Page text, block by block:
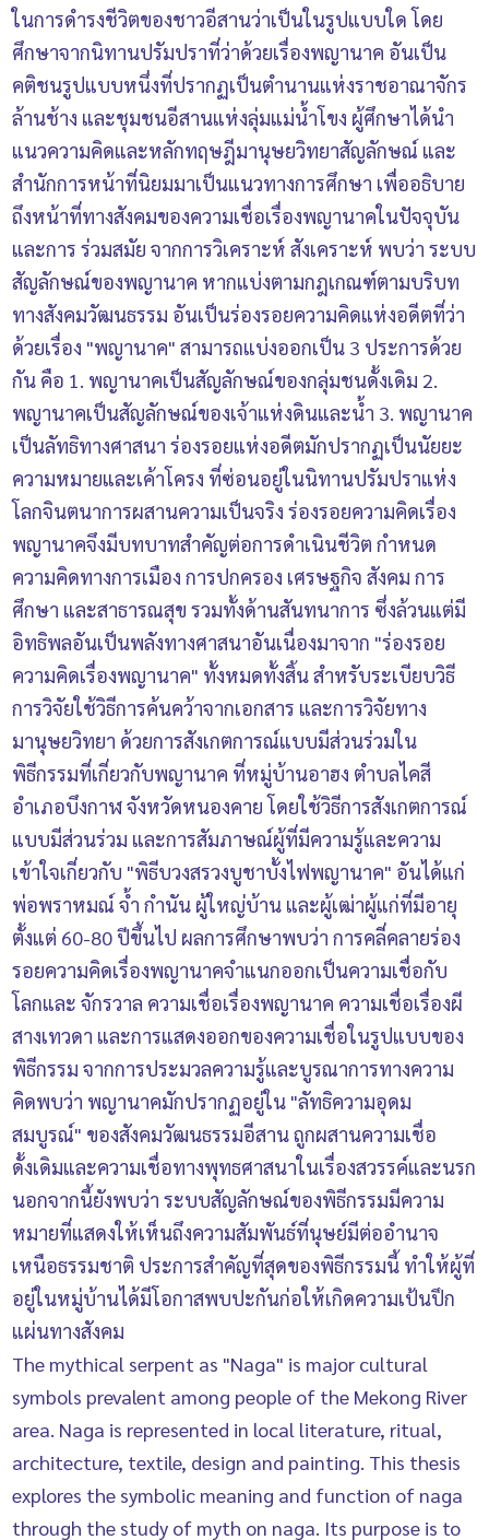
ในการดำรงชีวิตของชาวอีสานว่าเป็นในรูปแบบใด โดย
ศึกษาจากนิทานปรัมปราที่ว่าด้วยเรื่องพญานาค อันเป็น
คติชนรูปแบบหนึ่งที่ปรากฏเป็นตำนานแห่งราชอาณาจักร
ล้านช้าง และชุมชนอีสานแห่งลุ่มแม่น้ำโขง ผู้ศึกษาได้นำ
แนวความคิดและหลักทฤษฎีมานุษยวิทยาสัญลักษณ์ และ
สำนักการหน้าที่นิยมมาเป็นแนวทางการศึกษา เพื่ออธิบาย
ถึงหน้าที่ทางสังคมของความเชื่อเรื่องพญานาคในปัจจุบัน
และการ ร่วมสมัย จากการวิเคราะห์ สังเคราะห์ พบว่า ระบบ
สัญลักษณ์ของพญานาค หากแบ่งตามกฎเกณฑ์ตามบริบท
ทางสังคมวัฒนธรรม อันเป็นร่องรอยความคิดแห่งอดีตที่ว่า
ด้วยเรื่อง "พญานาค" สามารถแบ่งออกเป็น 3 ประการด้วย
กัน คือ 1. พญานาคเป็นสัญลักษณ์ของกลุ่มชนดั้งเดิม 2.
พญานาคเป็นสัญลักษณ์ของเจ้าแห่งดินและน้ำ 3. พญานาค
เป็นลัทธิทางศาสนา ร่องรอยแห่งอดีตมักปรากฏเป็นนัยยะ
ความหมายและเค้าโครง ที่ซ่อนอยู่ในนิทานปรัมปราแห่ง
โลกจินตนาการผสานความเป็นจริง ร่องรอยความคิดเรื่อง
พญานาคจึงมีบทบาทสำคัญต่อการดำเนินชีวิต กำหนด
ความคิดทางการเมือง การปกครอง เศรษฐกิจ สังคม การ
ศึกษา และสาธารณสุข รวมทั้งด้านสันทนาการ ซึ่งล้วนแต่มี
อิทธิพลอันเป็นพลังทางศาสนาอันเนื่องมาจาก "ร่องรอย
ความคิดเรื่องพญานาค" ทั้งหมดทั้งสิ้น สำหรับระเบียบวิธี
การวิจัยใช้วิธีการค้นคว้าจากเอกสาร และการวิจัยทาง
มานุษยวิทยา ด้วยการสังเกตการณ์แบบมีส่วนร่วมใน
พิธีกรรมที่เกี่ยวกับพญานาค ที่หมู่บ้านอาฮง ตำบลไคสี
อำเภอบึงกาฬ จังหวัดหนองคาย โดยใช้วิธีการสังเกตการณ์
แบบมีส่วนร่วม และการสัมภาษณ์ผู้ที่มีความรู้และความ
เข้าใจเกี่ยวกับ "พิธีบวงสรวงบูชาบั้งไฟพญานาค" อันได้แก่
พ่อพราหมณ์ จ้ำ กำนัน ผู้ใหญ่บ้าน และผู้เฒ่าผู้แก่ที่มีอายุ
ตั้งแต่ 60-80 ปีขึ้นไป ผลการศึกษาพบว่า การคลี่คลายร่อง
รอยความคิดเรื่องพญานาคจำแนกออกเป็นความเชื่อกับ
โลกและ จักรวาล ความเชื่อเรื่องพญานาค ความเชื่อเรื่องผี
สางเทวดา และการแสดงออกของความเชื่อในรูปแบบของ
พิธีกรรม จากการประมวลความรู้และบูรณาการทางความ
คิดพบว่า พญานาคมักปรากฏอยู่ใน "ลัทธิความอุดม
สมบูรณ์" ของสังคมวัฒนธรรมอีสาน ถูกผสานความเชื่อ
ดั้งเดิมและความเชื่อทางพุทธศาสนาในเรื่องสวรรค์และนรก
นอกจากนี้ยังพบว่า ระบบสัญลักษณ์ของพิธีกรรมมีความ
หมายที่แสดงให้เห็นถึงความสัมพันธ์ที่นุษย์มีต่ออำนาจ
เหนือธรรมชาติ ประการสำคัญที่สุดของพิธีกรรมนี้ ทำให้ผู้ที่
อยู่ในหมู่บ้านได้มีโอกาสพบปะกันก่อให้เกิดความเป้นปึก
แผ่นทางสังคม
The mythical serpent as "Naga" is major cultural
symbols prevalent among people of the Mekong River
area. Naga is represented in local literature, ritual,
architecture, textile, design and painting. This thesis
explores the symbolic meaning and function of naga
through the study of myth on naga. Its purpose is to